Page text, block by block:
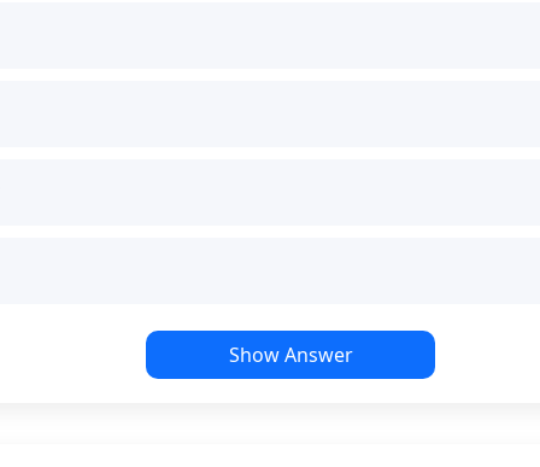
Show Answer